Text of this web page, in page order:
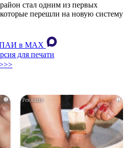
стал одним из первых
перешли на новую систему
ПАИ в MAХ
для печати
i i